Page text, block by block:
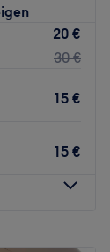
20 €
30 €
15 €
15 €